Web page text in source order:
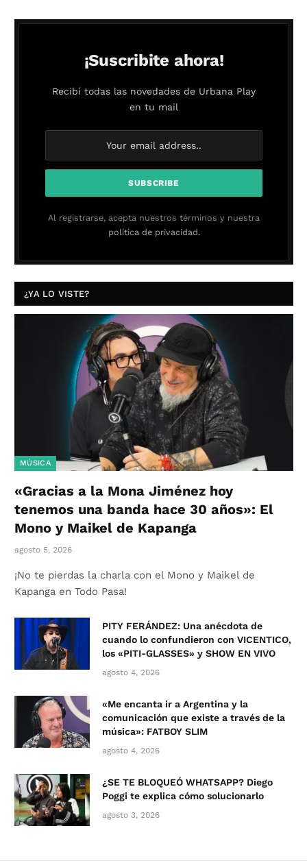
¡Suscribite ahora!
Recibí todas las novedades de Urbana Play
en tu mail
Al registrarse, acepta nuestros términos y nuestra
política de privacidad.
¿YA LO VISTE?
MÚSICA
«Gracias a la Mona Jiménez hoy
tenemos una banda hace 30 años»: El
Mono y Maikel de Kapanga
agosto 5, 2026
¡No te pierdas la charla con el Mono y Maikel de
Kapanga en Todo Pasa!
PITY FERÁNDEZ: Una anécdota de
cuando lo confundieron con VICENTICO,
los «PITI-GLASSES» y SHOW EN VIVO
agosto 4, 2026
«Me encanta ir a Argentina y la
comunicación que existe a través de la
música»: FATBOY SLIM
agosto 4, 2026
¿SE TE BLOQUEÓ WHATSAPP? Diego
Poggi te explica cómo solucionarlo
agosto 3, 2026